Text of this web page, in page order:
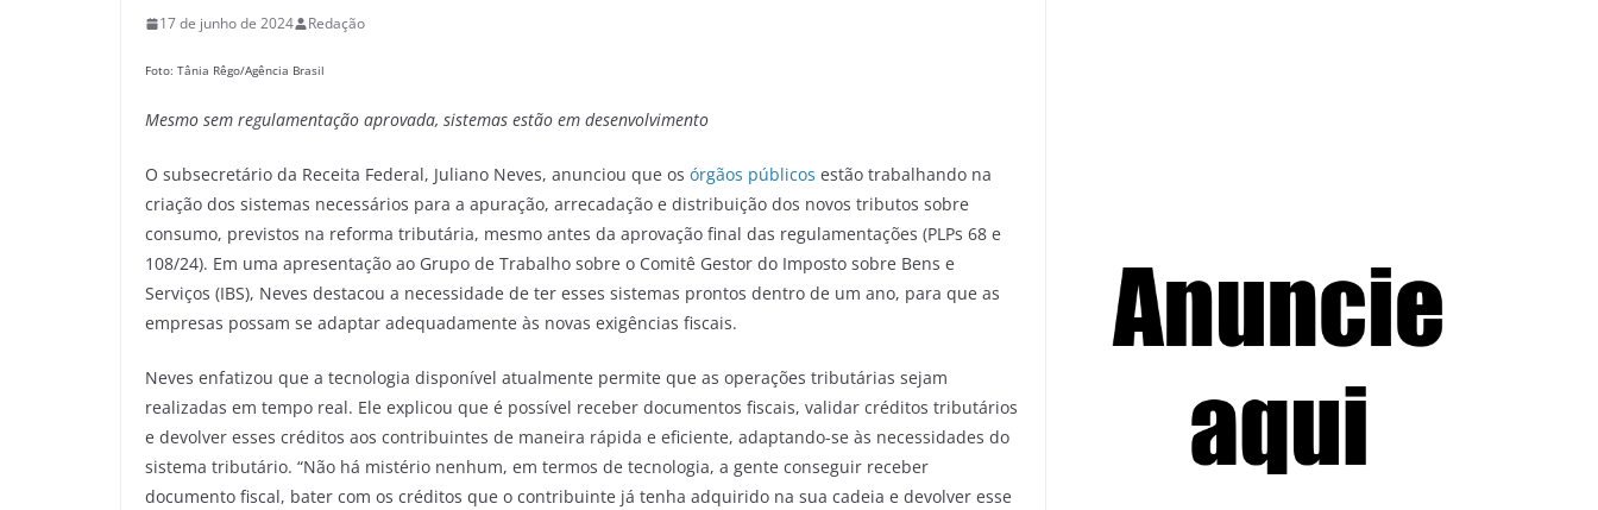
17 de junho de 2024 Redação
Foto: Tânia Rêgo/Agência Brasil
Mesmo sem regulamentação aprovada, sistemas estão em desenvolvimento
O subsecretário da Receita Federal, Juliano Neves, anunciou que os órgãos públicos estão trabalhando na
criação dos sistemas necessários para a apuração, arrecadação e distribuição dos novos tributos sobre
consumo, previstos na reforma tributária, mesmo antes da aprovação final das regulamentações (PLPs 68 e
108/24). Em uma apresentação ao Grupo de Trabalho sobre o Comitê Gestor do Imposto sobre Bens e
Serviços (IBS), Neves destacou a necessidade de ter esses sistemas prontos dentro de um ano, para que as
empresas possam se adaptar adequadamente às novas exigências fiscais.
Neves enfatizou que a tecnologia disponível atualmente permite que as operações tributárias sejam
realizadas em tempo real. Ele explicou que é possível receber documentos fiscais, validar créditos tributários
e devolver esses créditos aos contribuintes de maneira rápida e eficiente, adaptando-se às necessidades do
sistema tributário. “Não há mistério nenhum, em termos de tecnologia, a gente conseguir receber
documento fiscal, bater com os créditos que o contribuinte já tenha adquirido na sua cadeia e devolver esse